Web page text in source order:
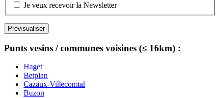
Je veux recevoir la Newsletter
Punts vesins / communes voisines (≤ 16km) :
Haget
Betplan
Cazaux-Villecomtal
Buzon